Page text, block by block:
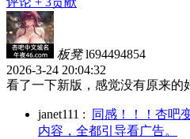
板凳 l694494854
2026-3-24 20:04:32
看了一下新版，感觉没有原来的
janet111 :
同感！！！杏吧
内容，全都引导看广告。